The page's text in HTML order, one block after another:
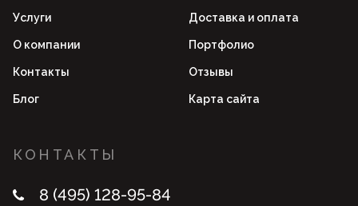
Услуги Доставка и оплата
О компании Портфолио
Контакты Отзывы
Блог Карта сайта
КОНТАКТЫ
8 (495) 128-95-84